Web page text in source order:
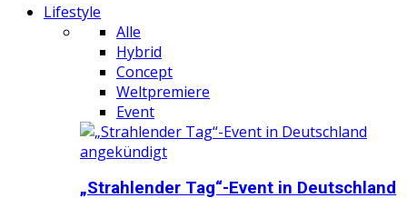
Lifestyle
Alle
Hybrid
Concept
Weltpremiere
Event
„Strahlender Tag“-Event in Deutschland